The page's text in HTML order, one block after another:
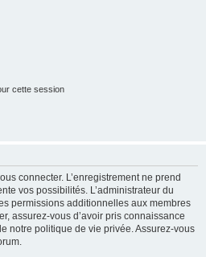
cette session
connecter. L’enregistrement ne prend
vos possibilités. L’administrateur du
permissions additionnelles aux membres
assurez-vous d’avoir pris connaissance
notre politique de vie privée. Assurez-vous